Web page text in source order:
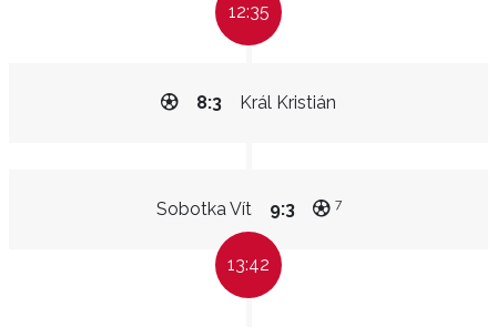
12:35
Král Kristián
8:3
Sobotka Vít 9:3 7
13:42